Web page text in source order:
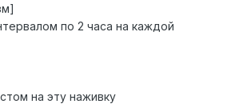
по 2 часа на каждой
на эту наживку